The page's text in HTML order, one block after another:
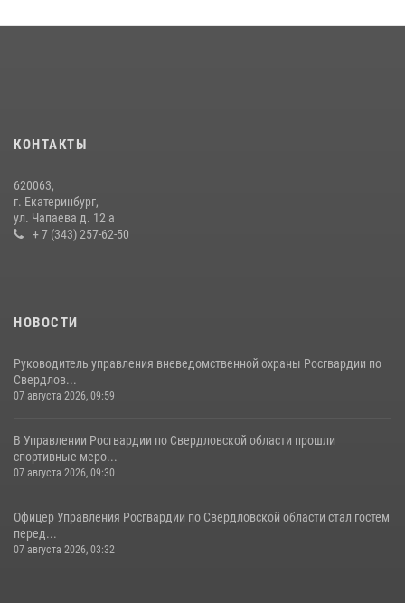
10 июля 2026, 12:35
специальное занятие
27 июля 2026, 12:37
КОНТАКТЫ
620063,
г. Екатеринбург,
ул. Чапаева д. 12 а
+ 7 (343) 257-62-50
НОВОСТИ
Руководитель управления вневедомственной охраны Росгвардии по
Свердлов...
07 августа 2026, 09:59
В Управлении Росгвардии по Свердловской области прошли
спортивные меро...
07 августа 2026, 09:30
Офицер Управления Росгвардии по Свердловской области стал гостем
перед...
07 августа 2026, 03:32